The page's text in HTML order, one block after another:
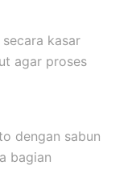
kasar
agar proses
dengan sabun
bagian